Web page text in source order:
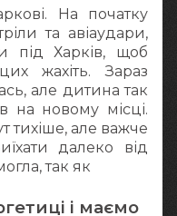
На початку
та авіаудари,
під Харків, щоб
жахіть. Зараз
але дитина так
на новому місці.
тихіше, але важче
далеко від
так як
і маємо